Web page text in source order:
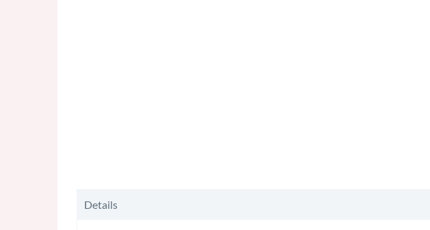
Details